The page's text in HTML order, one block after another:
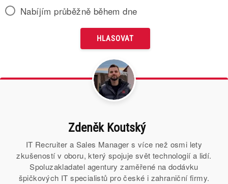
Nabíjím průběžně během dne
Zdeněk Koutský
IT Recruiter a Sales Manager s více než osmi lety
zkušeností v oboru, který spojuje svět technologií a lidí.
Spoluzakladatel agentury zaměřené na dodávku
špičkových IT specialistů pro české i zahraniční firmy.